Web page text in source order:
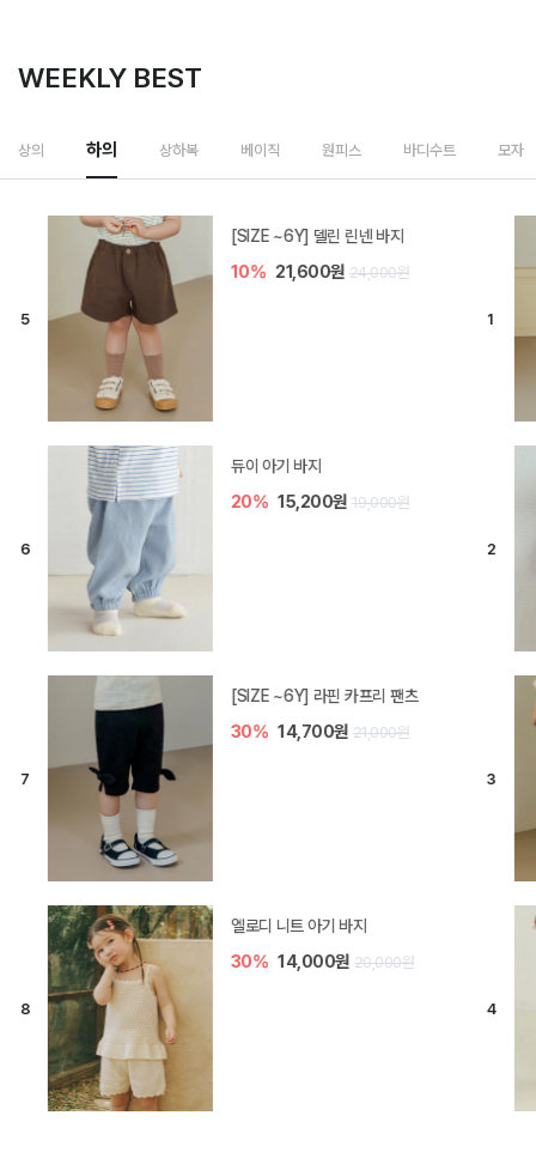
WEEKLY BEST
상의 하의 상하복 베이직 원피스 바디수트 모자
[SIZE ~6Y] 델린 린넨 바지
10% 21,600원 24,000원
듀이 아기 바지
20% 15,200원 19,000원
[SIZE ~6Y] 라핀 카프리 팬츠
30% 14,700원 21,000원
엘로디 니트 아기 바지
30% 14,000원 20,000원